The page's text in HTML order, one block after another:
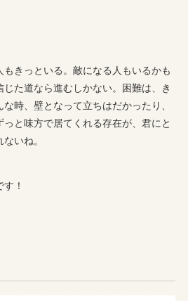
きっといる。敵になる人もいるかも
た道なら進むしかない。困難は、き
時、壁となって立ちはだかったり、
と味方で居てくれる存在が、君にと
いね。
！